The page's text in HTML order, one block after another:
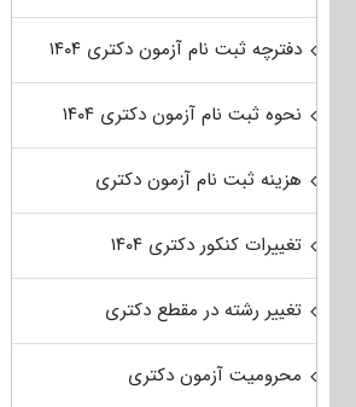
دفترچه ثبت نام آزمون دکتری ۱۴۰۴
نحوه ثبت نام آزمون دکتری ۱۴۰۴
هزینه ثبت نام آزمون دکتری
تغییرات کنکور دکتری ۱۴۰۴
تغییر رشته در مقطع دکتری
محرومیت آزمون دکتری